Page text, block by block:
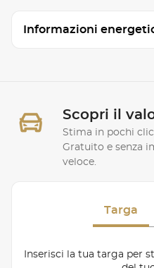
Informazioni
Scopri il
Stima in pochi
Gratuito e senza
veloce.
Targa
Inserisci la tua targa per